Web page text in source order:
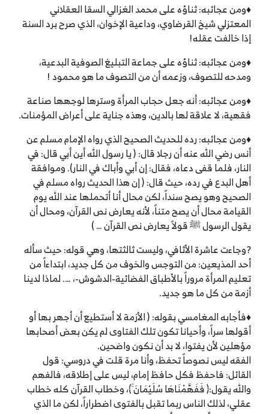
♦ومن عجائبه: ثناؤه على محمد الغزالي السقا العقلاني
المعتزلي شيخ القرضاوي، وداعية الإخوان، الذي صرح برد السنة
إذا خالفت عقله!
♦ومن عجائبه: ثناؤه على جماعة التبليغ الصوفية البدعية،
ومدحه للتصوف، وزعمه أن من التصوف ما هو محمود !
♦ومن عجائبه: أنه جعل حجاب المرأة وسترها لوجهها صناعة
فقهية، لا علاقة لها بالدين، وهذه جناية على أعراض المؤمنات.
♦ومن عجائبه: رده للحديث الصحيح الذي رواه الإمام مسلم عن
أنس رضي الله عنه أن رجلا قال: ( يا رسول الله أين أبي قال: في
النار، فلما قفى دعاه، فقال: إن أبي وأباك في النار). وموافقة
أهل البدع في رده، حيث قال: ( إن هذا الحديث رواه مسلم في
الصحيح وهو يصح سنداً، لكن محال أنا أتحملها عند الله يوم
القيامة محال أن يصح متناً، لأنه يعارض نص القرآن، ومحال أن
يقول الرسول ﷺ قولاً يعارض نص القرآن … )
?وجاءت عاشرة الأثافي، وليست ثالثتها، وهي قوله: حيث سأله
أحد المذيعين: من التوجس والخوف من كل جديد، ابتداءاً من
تعليم المرأة مروراً بالأطباق الفضائية-الدشوش-، …. لماذا لدينا
أزمة من كل ما هو جديد.
♦فأجابه المغامسي بقوله: ( الأزمة لا أستطيع أن أجهر بها أو
أقولها سراً، وأحيانا تكون تلك الفتاوى لم يكن بعض أصحابها
مؤهلين لأن يفتوا، لا بد أن نكون واضحين.
الفقه ليس نصوصاً تحفظ، وأنا مرة قلت في دروسي: قول
القائل: فاحفظ فكل حافظ إمام، ليس على إطلاقه، فالفهم
والله يقول:﴿ فَفَهَّمْنَاهَا سُلَيْمَانَ ۚ﴾، وخطاب القرآن كله خطاب
عقلي، لذلك الناس ربما تقبل بالفتوى اضطراراً، لكن ما الذي